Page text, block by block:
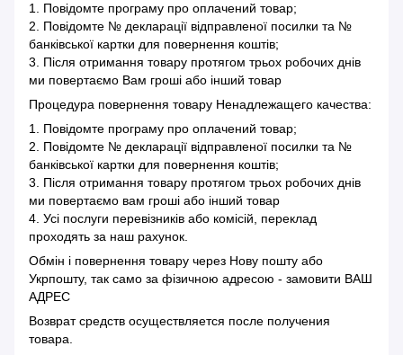
1. Повідомте програму про оплачений товар;
2. Повідомте № декларації відправленої посилки та №
банківської картки для повернення коштів;
3. Після отримання товару протягом трьох робочих днів
ми повертаємо Вам гроші або інший товар
Процедура повернення товару Ненадлежащего качества:
1. Повідомте програму про оплачений товар;
2. Повідомте № декларації відправленої посилки та №
банківської картки для повернення коштів;
3. Після отримання товару протягом трьох робочих днів
ми повертаємо вам гроші або інший товар
4. Усі послуги перевізників або комісій, переклад
проходять за наш рахунок.
Обмін і повернення товару через Нову пошту або
Укрпошту, так само за фізичною адресою - замовити ВАШ
АДРЕС
Возврат средств осуществляется после получения
товара.